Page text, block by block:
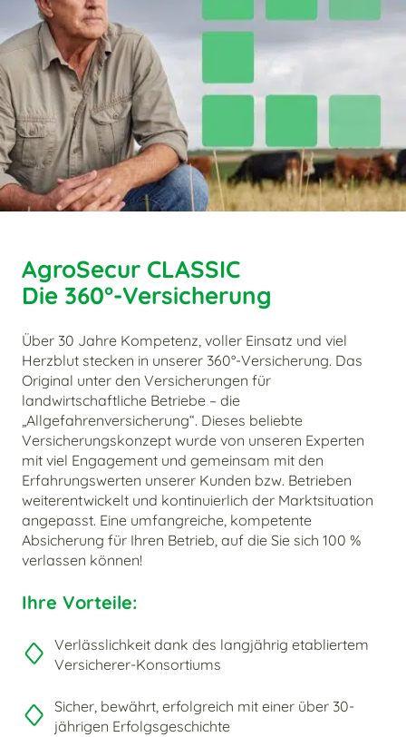
AgroSecur CLASSIC
Die 360°-Versicherung
Über 30 Jahre Kompetenz, voller Einsatz und viel
Herzblut stecken in unserer 360°-Versicherung. Das
Original unter den Versicherungen für
landwirtschaftliche Betriebe – die
„Allgefahrenversicherung“. Dieses beliebte
Versicherungskonzept wurde von unseren Experten
mit viel Engagement und gemeinsam mit den
Erfahrungswerten unserer Kunden bzw. Betrieben
weiterentwickelt und kontinuierlich der Marktsituation
angepasst. Eine umfangreiche, kompetente
Absicherung für Ihren Betrieb, auf die Sie sich 100 %
verlassen können!
Ihre Vorteile:
Verlässlichkeit dank des langjährig etabliertem
Versicherer-Konsortiums
Sicher, bewährt, erfolgreich mit einer über 30-
jährigen Erfolgsgeschichte